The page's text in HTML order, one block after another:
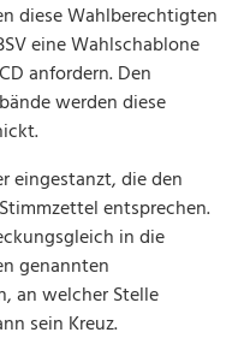
diese Wahlberechtigten
eine Wahlschablone
anfordern. Den
werden diese
eingestanzt, die den
entsprechen.
in die
genannten
an welcher Stelle
sein Kreuz.